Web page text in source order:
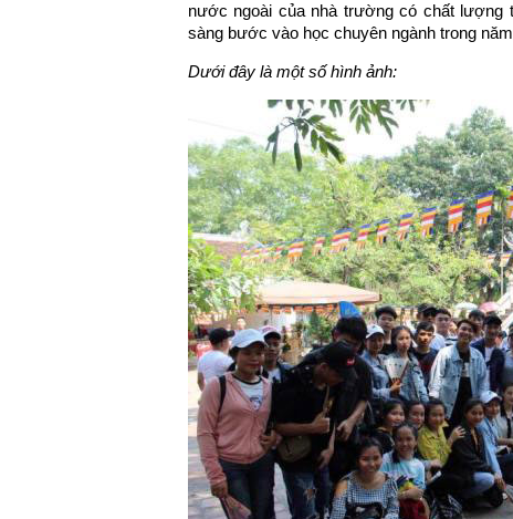
nước ngoài của nhà trường có chất lượng
sàng bước vào học chuyên ngành trong
Dưới đây là một số hình ảnh: